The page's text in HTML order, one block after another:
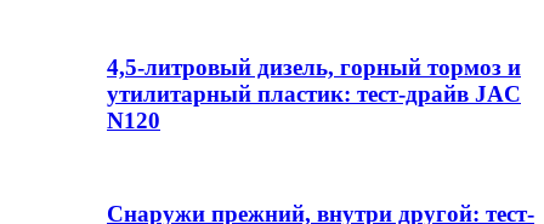
4,5-литровый дизель, горный тормоз и
утилитарный пластик: тест-драйв JAC
N120
Снаружи прежний, внутри другой: тест-